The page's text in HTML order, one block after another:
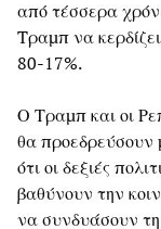
από τέσσερα
Tραμπ να
80-17%.
Ο Τραμπ και οι
θα προεδρεύσουν
ότι οι δεξιές
βαθύνουν την
να συνδυάσουν τη